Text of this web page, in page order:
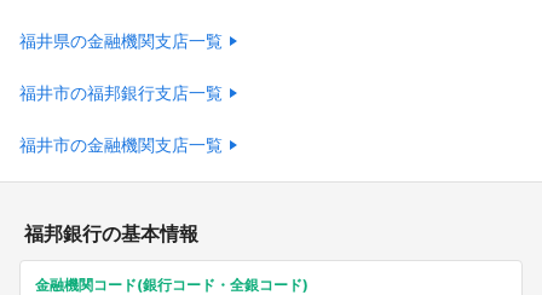
福井県の金融機関支店一覧
福井市の福邦銀行支店一覧
福井市の金融機関支店一覧
福邦銀行の基本情報
金融機関コード(銀行コード・全銀コード)